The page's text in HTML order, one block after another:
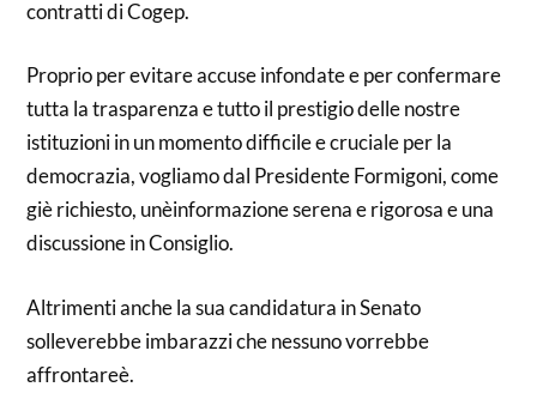
contratti di Cogep.
Proprio per evitare accuse infondate e per confermare
tutta la trasparenza e tutto il prestigio delle nostre
istituzioni in un momento difficile e cruciale per la
democrazia, vogliamo dal Presidente Formigoni, come
giè richiesto, unèinformazione serena e rigorosa e una
discussione in Consiglio.
Altrimenti anche la sua candidatura in Senato
solleverebbe imbarazzi che nessuno vorrebbe
affrontareè.